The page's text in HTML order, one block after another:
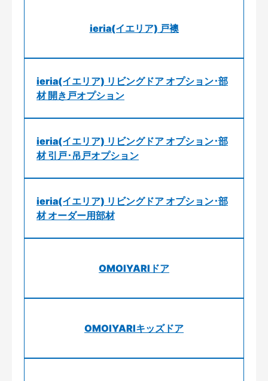
ieria(イエリア) 戸襖
ieria(イエリア) リビングドア オプション･部
材 開き戸オプション
ieria(イエリア) リビングドア オプション･部
材 引戸･吊戸オプション
ieria(イエリア) リビングドア オプション･部
材 オーダー用部材
OMOIYARIドア
OMOIYARIキッズドア